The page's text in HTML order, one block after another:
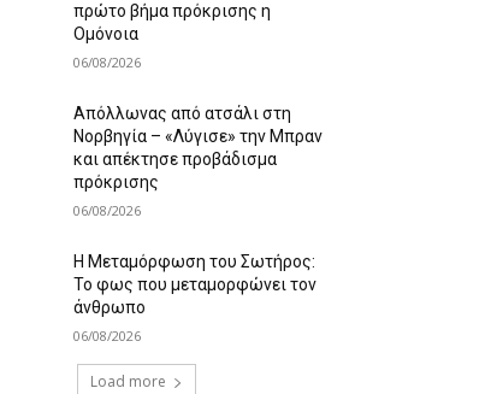
πρώτο βήμα πρόκρισης η
Ομόνοια
06/08/2026
Απόλλωνας από ατσάλι στη
Νορβηγία – «Λύγισε» την Μπραν
και απέκτησε προβάδισμα
πρόκρισης
06/08/2026
Η Μεταμόρφωση του Σωτήρος:
Το φως που μεταμορφώνει τον
άνθρωπο
06/08/2026
Load more